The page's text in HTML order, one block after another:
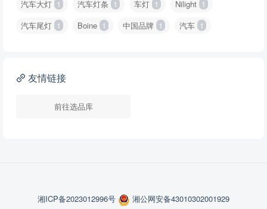
汽车大灯 1 汽车灯条 1 车灯 1 Nilight 1
汽车尾灯 1 Boine 1 中国品牌 1 汽车 1
友情链接
前往选品库
湘ICP备2023012996号
湘公网安备43010302001929